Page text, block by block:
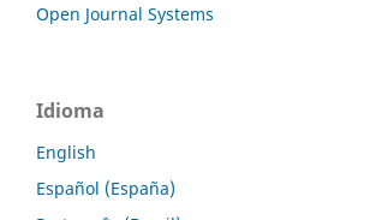
Open Journal Systems
Idioma
English
Español (España)